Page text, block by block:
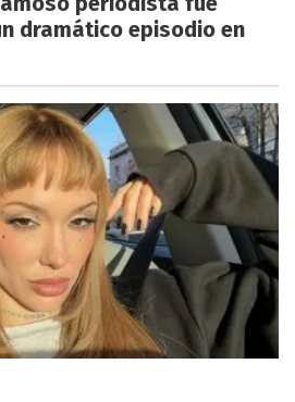
dramático episodio en